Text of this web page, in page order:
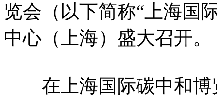
览会（以下简称“上海国
中心（上海）盛大召开。
在上海国际碳中和博